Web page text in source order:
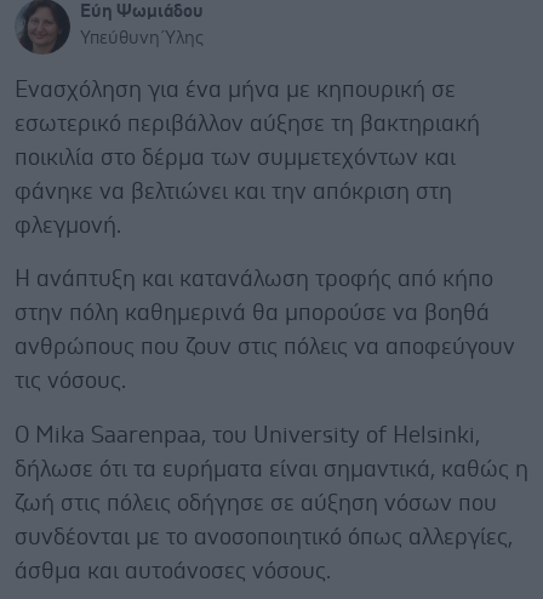
Εύη Ψωμιάδου
Υπεύθυνη Ύλης
Ενασχόληση για ένα μήνα με κηπουρική σε
εσωτερικό περιβάλλον αύξησε τη βακτηριακή
ποικιλία στο δέρμα των συμμετεχόντων και
φάνηκε να βελτιώνει και την απόκριση στη
φλεγμονή.
Η ανάπτυξη και κατανάλωση τροφής από κήπο
στην πόλη καθημερινά θα μπορούσε να βοηθά
ανθρώπους που ζουν στις πόλεις να αποφεύγουν
τις νόσους.
Ο Mika Saarenpaa, του University of Helsinki,
δήλωσε ότι τα ευρήματα είναι σημαντικά, καθώς η
ζωή στις πόλεις οδήγησε σε αύξηση νόσων που
συνδέονται με το ανοσοποιητικό όπως αλλεργίες,
άσθμα και αυτοάνοσες νόσους.